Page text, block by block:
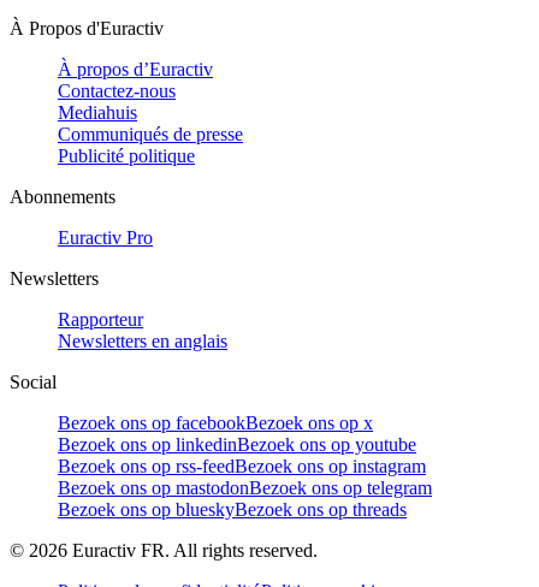
À Propos d'Euractiv
À propos d’Euractiv
Contactez-nous
Mediahuis
Communiqués de presse
Publicité politique
Abonnements
Euractiv Pro
Newsletters
Rapporteur
Newsletters en anglais
Social
Bezoek ons op facebookBezoek ons op x
Bezoek ons op linkedinBezoek ons op youtube
Bezoek ons op rss-feedBezoek ons op instagram
Bezoek ons op mastodonBezoek ons op telegram
Bezoek ons op blueskyBezoek ons op threads
© 2026 Euractiv FR. All rights reserved.